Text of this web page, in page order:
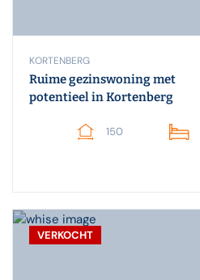
KORTENBERG
Ruime gezinswoning met
potentieel in Kortenberg
150
VERKOCHT